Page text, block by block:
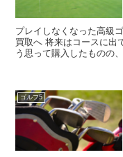
プレイしなくなった高級
買取へ 将来はコースに出
う思って購入したものの
ゴルフ5